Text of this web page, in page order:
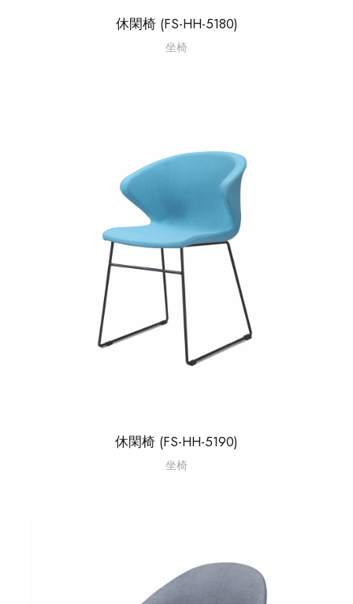
休閑椅 (FS-HH-5180)
坐椅
休閑椅 (FS-HH-5190)
坐椅